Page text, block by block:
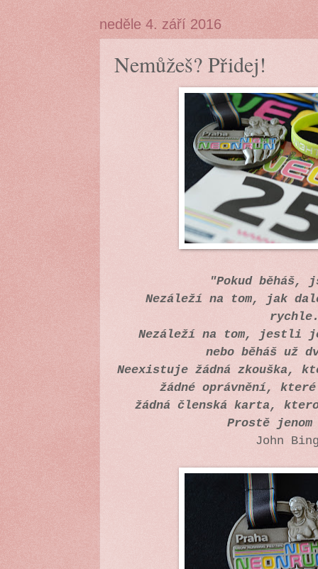
neděle 4. září 2016
Nemůžeš? Přidej!
"Pokud
Nezáleží na tom, jak
Nezáleží na tom, jestli
nebo běháš už
Neexistuje žádná zkouška,
žádné oprávnění,
žádná členská karta,
Prostě
John